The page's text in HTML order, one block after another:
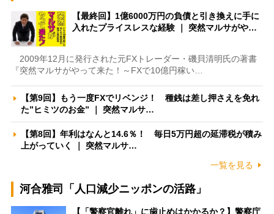
【最終回】1億6000万円の負債と引き換えに手に
入れたプライスレスな経験 ｜ 突然マルサがや…
2009年12月に発行された元FXトレーダー・磯貝清明氏の著書
『突然マルサがやって来た！～FXで10億円稼い…
【第9回】もう一度FXでリベンジ！ 種銭は差し押さえを免れ
た”ヒミツのお金” ｜ 突然マルサ…
【第8回】年利はなんと14.6％！ 毎日5万円超の延滞税が積み
上がっていく ｜ 突然マルサ…
一覧を見る
河合雅司「人口減少ニッポンの活路」
【「警察官離れ」に歯止めはかかるか？】警察庁